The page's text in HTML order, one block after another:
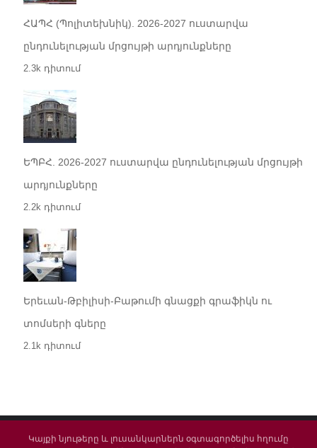
ՀԱՊՀ (Պոլիտեխնիկ). 2026-2027 ուստարվա
ընդունելության մրցույթի արդյունքները
2.3k դիտում
ԵՊԲՀ. 2026-2027 ուստարվա ընդունելության մրցույթի
արդյունքները
2.2k դիտում
Երեւան-Թբիլիսի-Բաթումի գնացքի գրաֆիկն ու
տոմսերի գները
2.1k դիտում
Կայքի նյութերը և լուսանկարներն օգտագործելիս հղումը